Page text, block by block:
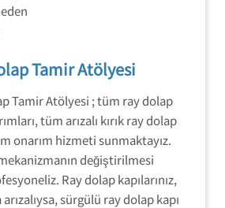
Tamir Atölyesi
Tamir Atölyesi ; tüm ray dolap
tüm arızalı kırık ray dolap
onarım hizmeti sunmaktayız.
değiştirilmesi
Ray dolap kapılarınız,
arızalıysa, sürgülü ray dolap kapı